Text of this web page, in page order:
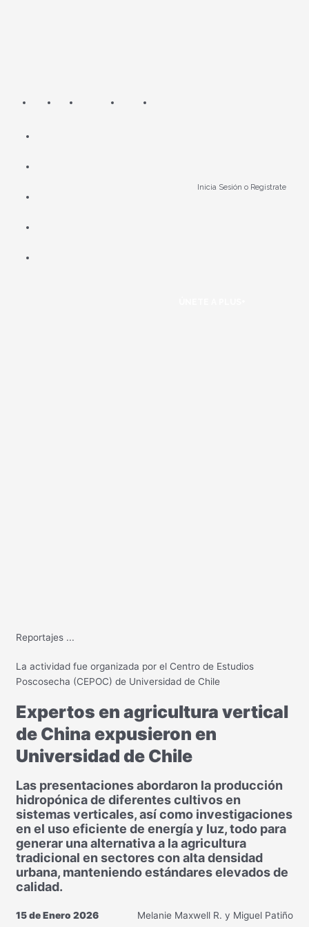
Inicia Sesión o Registrate
Reportajes ...
La actividad fue organizada por el Centro de Estudios
Poscosecha (CEPOC) de Universidad de Chile
Expertos en agricultura vertical
de China expusieron en
Universidad de Chile
Las presentaciones abordaron la producción
hidropónica de diferentes cultivos en
sistemas verticales, así como investigaciones
en el uso eficiente de energía y luz, todo para
generar una alternativa a la agricultura
tradicional en sectores con alta densidad
urbana, manteniendo estándares elevados de
calidad.
15 de Enero 2026 Melanie Maxwell R. y Miguel Patiño